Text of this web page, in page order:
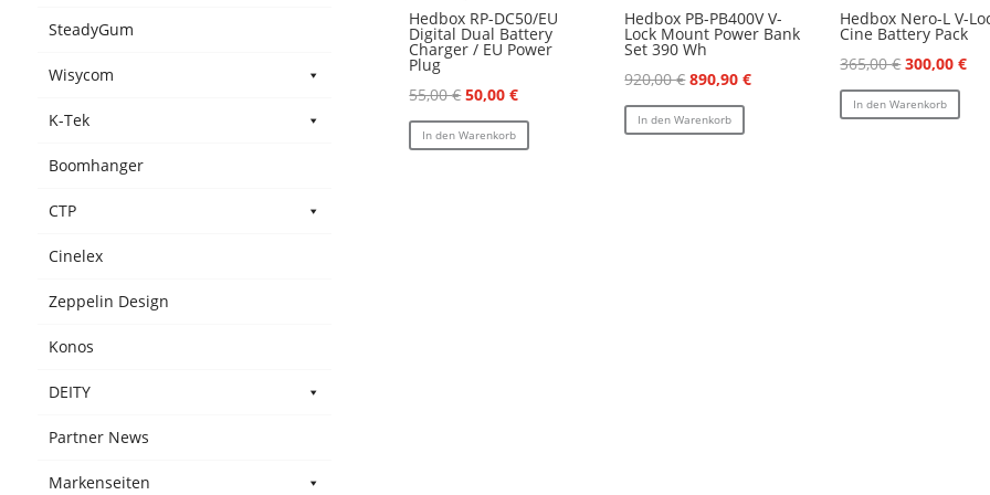
SteadyGum
Wisycom
K-Tek
Boomhanger
CTP
Cinelex
Zeppelin Design
Konos
DEITY
Partner News
Markenseiten
Hedbox RP-DC50/EU
Digital Dual Battery
Charger / EU Power
Plug
55,00€Ursprünglicher
Preis
war:
50,00€Aktueller
Preis
ist:
In den Warenkorb
Hedbox PB-PB400V V-
Lock Mount Power Bank
Set 390 Wh
920,00€Ursprünglicher
Preis
war:
890,90€Aktueller
In den Warenkorb
Hedbox Nero-L V-
Cine Battery Pack
365,00€
Preis
war:
300,00€
In den Warenkorb